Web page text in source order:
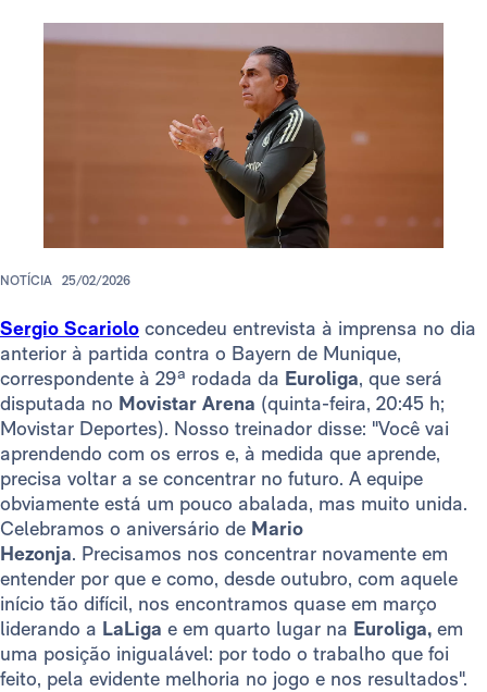
NOTÍCIA 25/02/2026
Sergio Scariolo concedeu entrevista à imprensa no dia
anterior à partida contra o Bayern de Munique,
correspondente à 29ª rodada da Euroliga, que será
disputada no Movistar Arena (quinta-feira, 20:45 h;
Movistar Deportes). Nosso treinador disse: "Você vai
aprendendo com os erros e, à medida que aprende,
precisa voltar a se concentrar no futuro. A equipe
obviamente está um pouco abalada, mas muito unida.
Celebramos o aniversário de Mario
Hezonja. Precisamos nos concentrar novamente em
entender por que e como, desde outubro, com aquele
início tão difícil, nos encontramos quase em março
liderando a LaLiga e em quarto lugar na Euroliga, em
uma posição inigualável: por todo o trabalho que foi
feito, pela evidente melhoria no jogo e nos resultados".